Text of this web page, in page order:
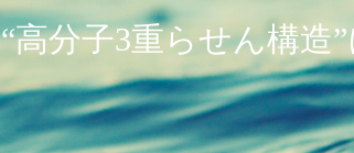
“高分子3重らせん構造